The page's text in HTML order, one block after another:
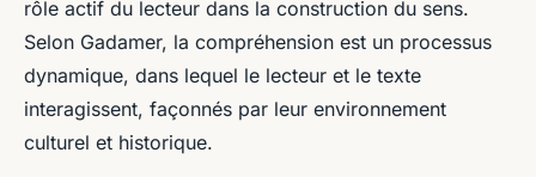
rôle actif du lecteur dans la construction du sens.
Selon Gadamer, la compréhension est un processus
dynamique, dans lequel le lecteur et le texte
interagissent, façonnés par leur environnement
culturel et historique.